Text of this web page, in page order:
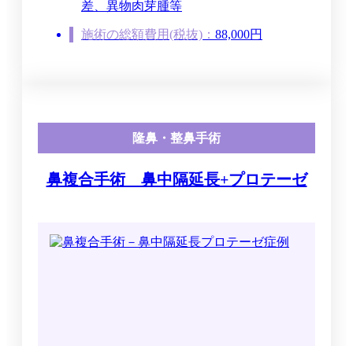
差、異物肉芽腫等
施術の総額費用(税抜)： 88,000円
隆鼻・整鼻手術
鼻複合手術 鼻中隔延長+プロテーゼ